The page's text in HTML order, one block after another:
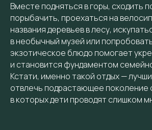
Вместе подняться в горы, сходить
порыбачить, проехаться на
названия деревьев в лесу,
в необычный музей или
экзотическое блюдо помогает
и становится фундаментом
Кстати, именно такой отдых —
отвлечь подрастающее поколение
в которых дети проводят слишком